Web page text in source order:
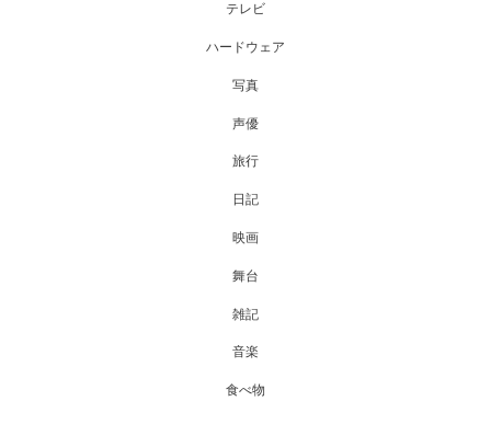
テレビ
ハードウェア
写真
声優
旅行
日記
映画
舞台
雑記
音楽
食べ物